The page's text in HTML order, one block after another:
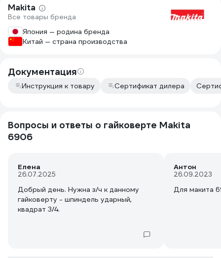
Makita
Все товары бренда
Япония — родина бренда
Китай — страна производства
Документация
Инструкция к товару Сертификат дилера
Вопросы и ответы о гайковерте Makita
6906
Елена
26.07.2025
Добрый день. Нужна з/ч к данному
гайковерту - шпиндель ударный,
квадрат 3/4.
Антон
26.09.2023
Для макита